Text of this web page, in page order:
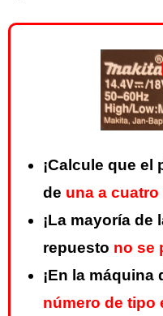
¡Calcule que el
de una a cuatro
¡La mayoría de
repuesto no se
¡En la máquina
número de tipo